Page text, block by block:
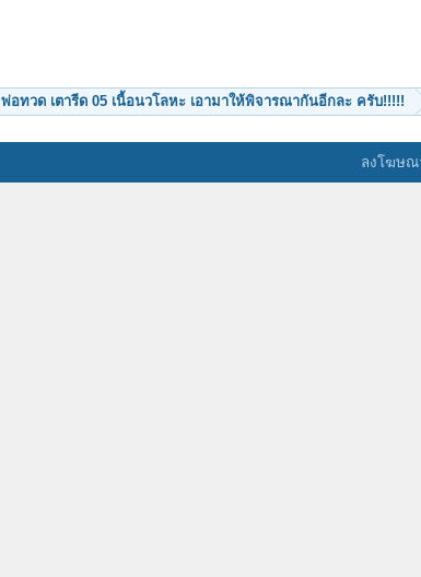
พ่อทวด เตารีด 05 เนื้อนวโลหะ เอามาให้พิจารณากันอีกละ ครับ!!!!!
ลงโฆษณ